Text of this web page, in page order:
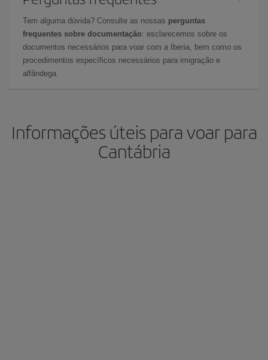
Tem alguma dúvida? Consulte as nossas perguntas
frequentes sobre documentação: esclarecemos sobre os
documentos necessários para voar com a Iberia, bem como os
procedimentos específicos necessários para imigração e
alfândega.
Informações úteis para voar para
Cantábria